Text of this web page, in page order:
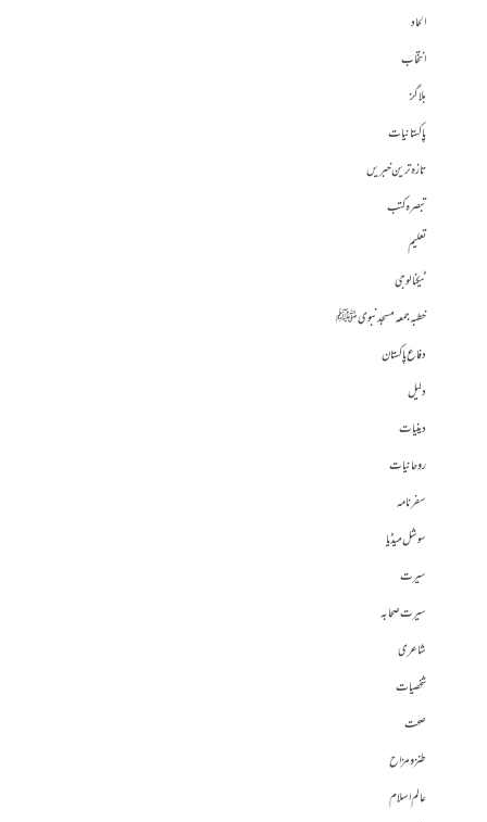
الحاد
انتخاب
بلاگز
پاکستانیات
تازہ ترین خبریں
تبصرہ کتب
تعلیم
ٹیکنالوجی
خطبہ جمعہ مسجد نبوی ﷺ
دفاع پاکستان
دلیل
دینیات
روحانیات
سفرنامہ
سوشل میڈیا
سیرت
سیرت صحابہ
شاعری
شخصیات
صحت
طنز و مزاح
عالم اسلام